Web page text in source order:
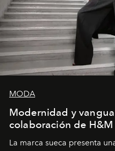
MODA
Modernidad y
colaboración de H&M
La marca sueca presenta